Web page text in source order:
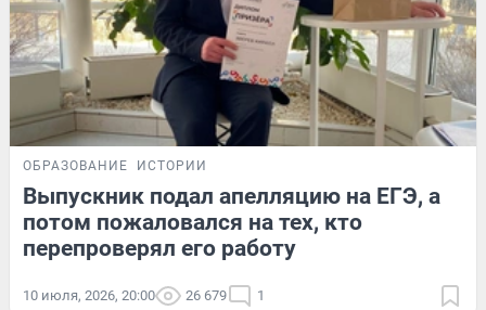
ОБРАЗОВАНИЕ ИСТОРИИ
Выпускник подал апелляцию на ЕГЭ, а
потом пожаловался на тех, кто
перепроверял его работу
10 июля, 2026, 20:00 26 679 1